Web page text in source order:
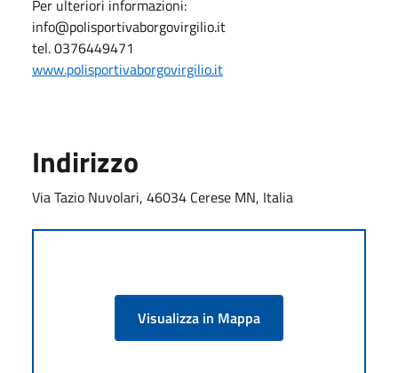
Per ulteriori informazioni:
info@polisportivaborgovirgilio.it
tel. 0376449471
www.polisportivaborgovirgilio.it
Indirizzo
Via Tazio Nuvolari, 46034 Cerese MN, Italia
Visualizza in Mappa